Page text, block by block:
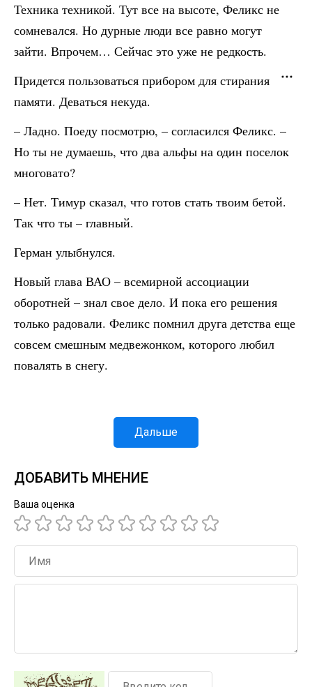
Техника техникой. Тут все на высоте, Феликс не
сомневался. Но дурные люди все равно могут
зайти. Впрочем… Сейчас это уже не редкость.
Придется пользоваться прибором для стирания
памяти. Деваться некуда.
– Ладно. Поеду посмотрю, – согласился Феликс. –
Но ты не думаешь, что два альфы на один поселок
многовато?
– Нет. Тимур сказал, что готов стать твоим бетой.
Так что ты – главный.
Герман улыбнулся.
Новый глава ВАО – всемирной ассоциации
оборотней – знал свое дело. И пока его решения
только радовали. Феликс помнил друга детства еще
совсем смешным медвежонком, которого любил
повалять в снегу.
Дальше
ДОБАВИТЬ МНЕНИЕ
Ваша оценка